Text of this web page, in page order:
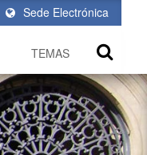
Sede Electrónica
TEMAS